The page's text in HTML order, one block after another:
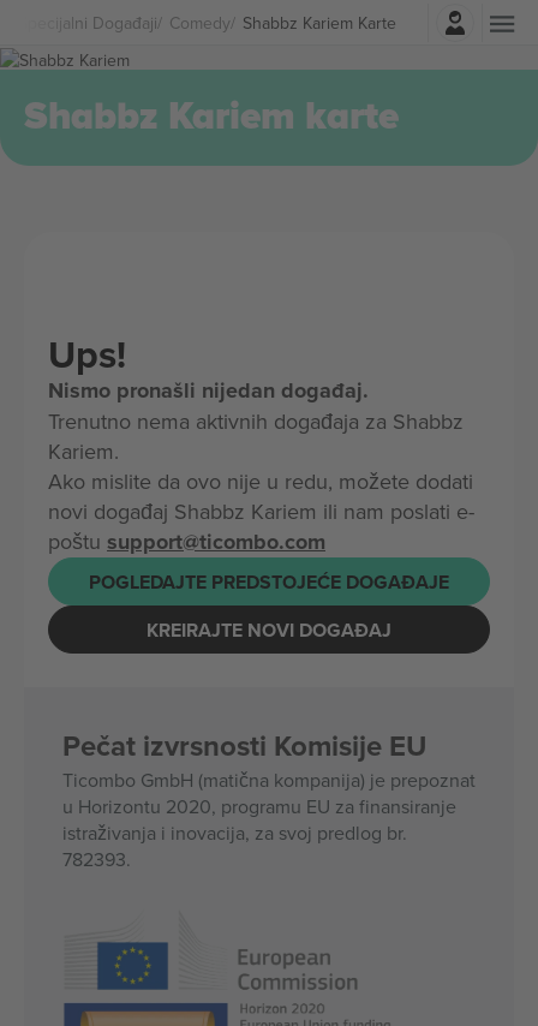
Specijalni Događaji Comedy Shabbz Kariem Karte
Najavite se
Shabbz Kariem karte
Ups!
Nismo pronašli nijedan događaj.
Trenutno nema aktivnih događaja za Shabbz
Kariem.
Ako mislite da ovo nije u redu, možete dodati
novi događaj Shabbz Kariem ili nam poslati e-
poštu support@ticombo.com
POGLEDAJTE PREDSTOJEĆE DOGAĐAJE
KREIRAJTE NOVI DOGAĐAJ
Pečat izvrsnosti Komisije EU
Ticombo GmbH (matična kompanija) je prepoznat
u Horizontu 2020, programu EU za finansiranje
istraživanja i inovacija, za svoj predlog br.
782393.